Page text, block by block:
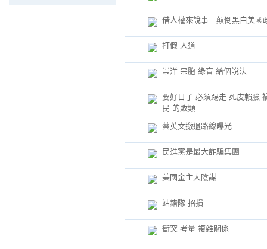
借人權來說事 顛倒黑白美國
打假 人道
崇洋 呆胞 綠盲 給個說法
要好日子 必須踢走 死皮賴臉
民 的敗類
蔡英文撤退路線曝光
民進黨是最大詐騙集團
美國金主大陰謀
站錯隊 招損
衝突 考量 複雜關係